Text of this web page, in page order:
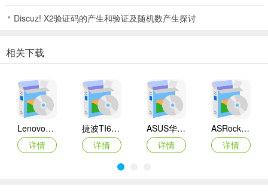
Discuz! X2验证码的产生和验证及随机数产生探讨
相关下载
Lenovo联想 Ideapad Z465/Z565系列笔记本 声卡驱动
详情
捷波TI61AG-A主板BIOS
详情
ASUS华硕F1A55-M LX3 R2.0主板BIOS
详情
ASRock华擎IMB-A160主板BIOS
详情